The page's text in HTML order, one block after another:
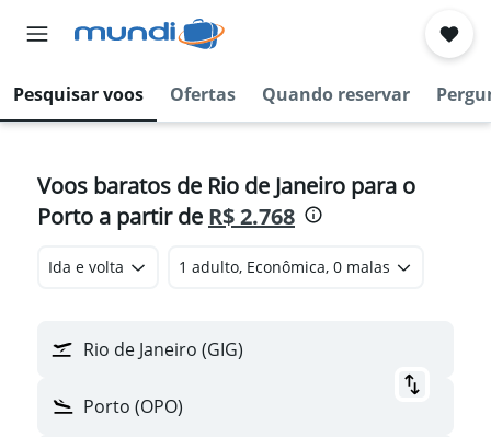
Pesquisar voos Ofertas Quando reservar
Voos baratos de Rio de Janeiro para o
Porto a partir de R$ 2.768
Ida e volta 1 adulto, Econômica, 0 malas
Rio de Janeiro (GIG)
Porto (OPO)